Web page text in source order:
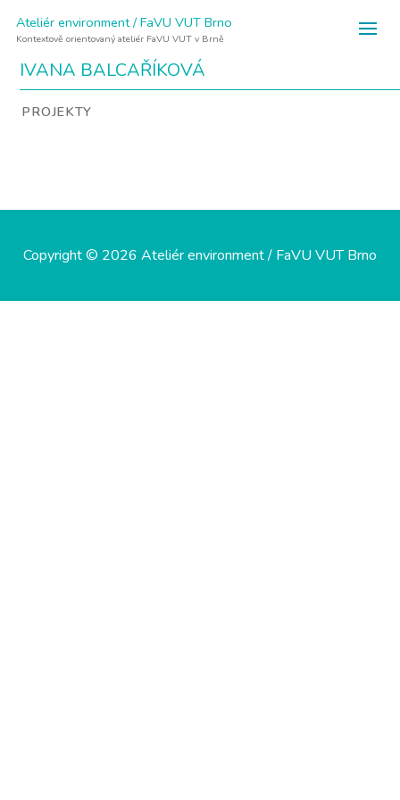
Ateliér environment / FaVU VUT Brno
Kontextově orientovaný ateliér FaVU VUT v Brně
IVANA BALCAŘÍKOVÁ
PROJEKTY
Copyright © 2026 Ateliér environment / FaVU VUT Brno